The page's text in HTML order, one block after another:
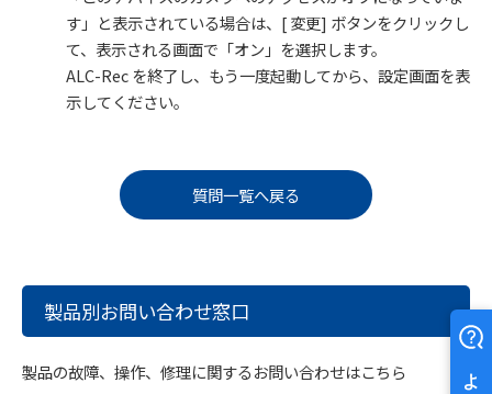
す」と表示されている場合は、[ 変更] ボタンをクリックし
て、表示される画面で「オン」を選択します。
ALC-Rec を終了し、もう一度起動してから、設定画面を表
示してください。
質問一覧へ戻る
製品別お問い合わせ窓口
製品の故障、操作、修理に関するお問い合わせはこちら